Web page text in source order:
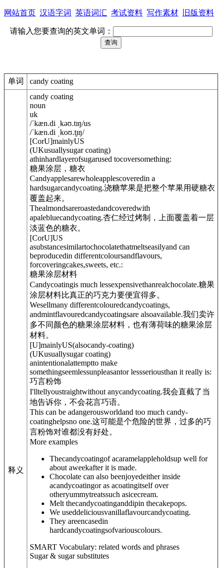
网站首页 汉语字词 英语词汇 考试资料 写作素材 旧版资料
请输入您要查询的英文单词：
单词 candy coating
释义
candy coating
noun
uk
/ˈkæn.di ˌkəʊ.tɪŋ/us
/ˈkæn.di ˌkoʊ.t̬ɪŋ/
[CorU]mainlyUS
(UKusuallysugar coating)
athinhardlayerofsugarused tocoversomething:
糖果涂层，糖衣
Candyapplesarewholeapplescoveredin a
hardsugarcandycoating.浇糖苹果是把整个苹果用硬糖衣
覆盖起来。
Thealmondsareroastedandcoveredwith
apalebluecandycoating.杏仁经过烤制，上面覆盖着一层
淡蓝色的糖衣。
[CorU]US
asubstancesimilartochocolatethatmeltseasilyand can
beproducedin differentcoloursandflavours,
forcoveringcakes,sweets, etc.:
糖果涂层材料
Candycoatingis much lessexpensivethanrealchocolate.糖果
涂层材料比真正的巧克力要便宜得多。
Wesellmany differentcolouredcandycoatings,
andmintflavouredcandycoatingsare alsoavailable.我们卖许
多不同颜色的糖果涂层材料，也有薄荷味的糖果涂层
材料。
[U]mainlyUS(alsocandy-coating)
(UKusuallysugar coating)
anintentionalattemptto make
somethingseemlessunpleasantor lessseriousthan it really is:
巧言粉饰
I'lltellyoustraightwithout anycandycoating.我会直截了当
地告诉你，不会花言巧语。
This can be adangerousworldand too much candy-
coatinghelpsno one.这可能是个危险的世界，过多的巧
言粉饰对谁都没有好处。
More examples
Thecandycoatingof acaramelappleholdsup well for
about aweekafter it is made.
Chocolate can also beenjoyedeither inside
acandycoatingor as acoatingitself over
otheryummytreatssuch asicecream.
Melt thecandycoatinganddipin thecakepops.
We useddeliciousvanillaflavourcandycoating.
They areencasedin
hardcandycoatingsofvariouscolours.
SMART Vocabulary: related words and phrases
Sugar & sugar substitutes